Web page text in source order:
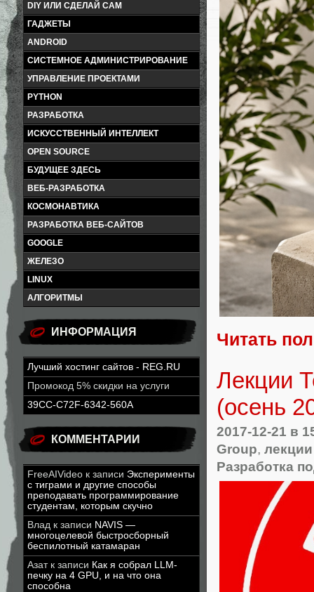
DIY ИЛИ СДЕЛАЙ САМ
ГАДЖЕТЫ
ANDROID
СИСТЕМНОЕ АДМИНИСТРИРОВАНИЕ
УПРАВЛЕНИЕ ПРОЕКТАМИ
PYTHON
РАЗРАБОТКА
ИСКУССТВЕННЫЙ ИНТЕЛЛЕКТ
OPEN SOURCE
БУДУЩЕЕ ЗДЕСЬ
ВЕБ-РАЗРАБОТКА
КОСМОНАВТИКА
РАЗРАБОТКА ВЕБ-САЙТОВ
GOOGLE
ЖЕЛЕЗО
LINUX
АЛГОРИТМЫ
ИНФОРМАЦИЯ
Лучший хостинг сайтов - REG.RU
Промокод 5% скидки на услуги
39CC-C72F-6342-560A
КОММЕНТАРИИ
FreeAIVideo к записи Эксперименты
с тиграми и другие способы
преподавать программирование
студентам, которым скучно
Влад к записи NAVIS —
многоцелевой быстросборный
беспилотный катамаран
Азатк записи Как я собрал LLM-
печку на 4 GPU, и на что она
способна
Читать
Лекции
(осень
2017-12-21 в
Group, лекции
Разработка